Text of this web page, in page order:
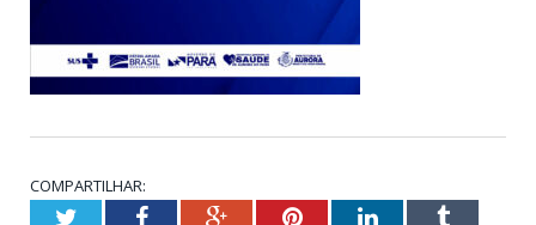
COMPARTILHAR:
TwitterFacebookGoogle+PinterestLinkedInTumblr